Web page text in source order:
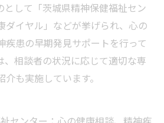
として「茨城県精神保健福祉セン
ダイヤル」などが挙げられ、心の
疾患の早期発見サポートを行って
、相談者の状況に応じて適切な専
も実施しています。